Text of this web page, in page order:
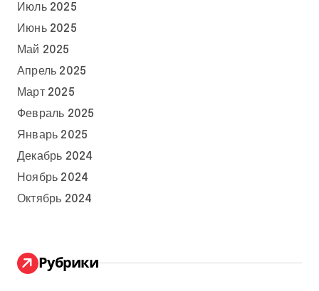
Июль 2025
Июнь 2025
Май 2025
Апрель 2025
Март 2025
Февраль 2025
Январь 2025
Декабрь 2024
Ноябрь 2024
Октябрь 2024
Рубрики